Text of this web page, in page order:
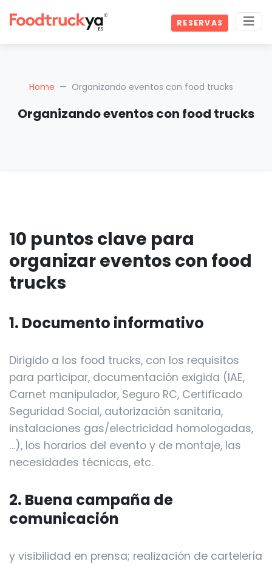
RESERVAS
Home Organizando eventos con food trucks
Organizando eventos con food trucks
10 puntos clave para
organizar eventos con food
trucks
1. Documento informativo
Dirigido a los food trucks, con los requisitos
para participar, documentación exigida (IAE,
Carnet manipulador, Seguro RC, Certificado
Seguridad Social, autorización sanitaria,
instalaciones gas/electricidad homologadas,
…), los horarios del evento y de montaje, las
necesidades técnicas, etc.
2. Buena campaña de
comunicación
y visibilidad en prensa; realización de cartelería